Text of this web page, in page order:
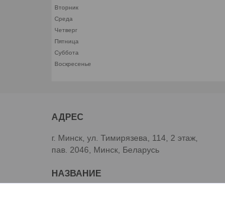
Вторник
Среда
Четверг
Пятница
Суббота
Воскресенье
г. Минск, ул. Тимирязева, 114, 2 этаж,
пав. 2046, Минск, Беларусь